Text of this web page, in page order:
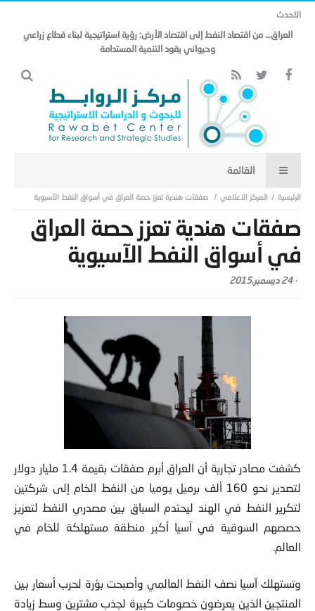
الاحدث
العراق… من اقتصاد النفط إلى اقتصاد الأرض: رؤية استراتيجية لبناء قطاع زراعي
وحيواني يقود التنمية المستدامة
المركز الاعلامي صفقات هندية تعزز حصة العراق في أسواق النفط الآسيوية
صفقات هندية تعزز حصة العراق
في أسواق النفط الآسيوية
-24 ديسمبر,2015
كشفت مصادر تجارية أن العراق أبرم صفقات بقيمة 1.4 مليار دولار
لتصدير نحو 160 ألف برميل
يوميا من النفط الخام إلى شركتين
لتكرير النفط في الهند ليحتدم السباق بين مصدري النفط لتعزيز
حصصهم السوقية في آسيا أكبر منطقة مستهلكة للخام في
العالم.
وتستهلك آسيا نصف النفط العالمي وأصبحت بؤرة لحرب أسعار بين
المنتجين الذين يعرضون خصومات كبيرة لجذب مشترين وسط زيادة